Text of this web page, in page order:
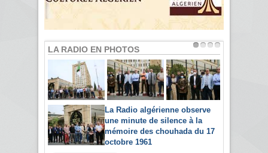
LA RADIO EN PHOTOS
La Radio algérienne observe
une minute de silence à la
mémoire des chouhada du 17
octobre 1961